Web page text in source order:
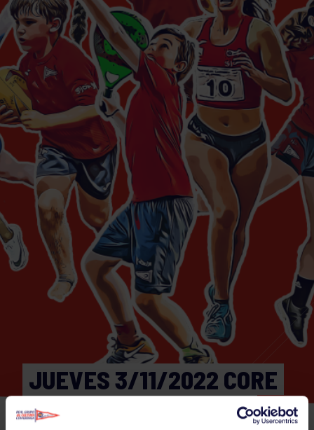
JUEVES 3/11/2022 CORE
17:00-17:30 GIMNASIO